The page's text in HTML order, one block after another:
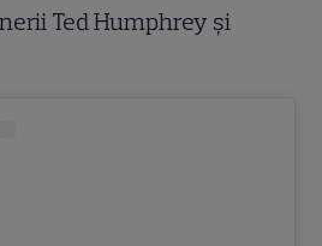
Ted Humphrey și